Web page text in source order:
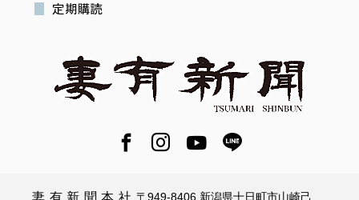
定期購読
妻有新聞本社 〒949-8406 新潟県十日町市山崎己